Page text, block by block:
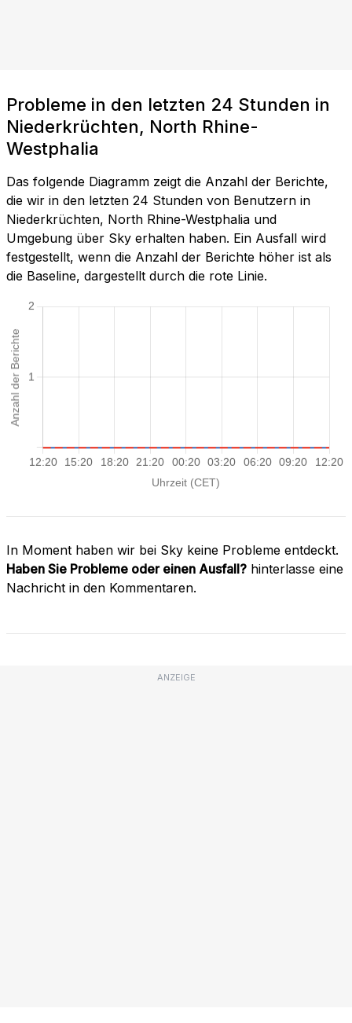
Probleme in den letzten 24 Stunden in
Niederkrüchten, North Rhine-
Westphalia
Das folgende Diagramm zeigt die Anzahl der Berichte,
die wir in den letzten 24 Stunden von Benutzern in
Niederkrüchten, North Rhine-Westphalia und
Umgebung über Sky erhalten haben. Ein Ausfall wird
festgestellt, wenn die Anzahl der Berichte höher ist als
die Baseline, dargestellt durch die rote Linie.
In Moment haben wir bei Sky keine Probleme entdeckt.
Haben Sie Probleme oder einen Ausfall? hinterlasse eine
Nachricht in den Kommentaren.
ANZEIGE